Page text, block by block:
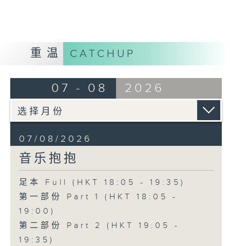
重温 CATCHUP
07 - 08 2026
07/08/2026
音乐抱抱
足本 Full (HKT 18:05 - 19:35)
第一部份 Part 1 (HKT 18:05 -
19:00)
第二部份 Part 2 (HKT 19:05 -
19:35)